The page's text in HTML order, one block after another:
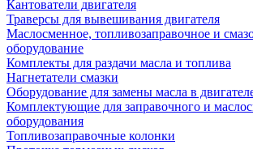
Кантователи двигателя
Траверсы для вывешивания двигателя
Маслосменное, топливозаправочное и
оборудование
Комплекты для раздачи масла и топлива
Нагнетатели смазки
Оборудование для замены масла в
Комплектующие для заправочного и
оборудования
Топливозаправочные колонки